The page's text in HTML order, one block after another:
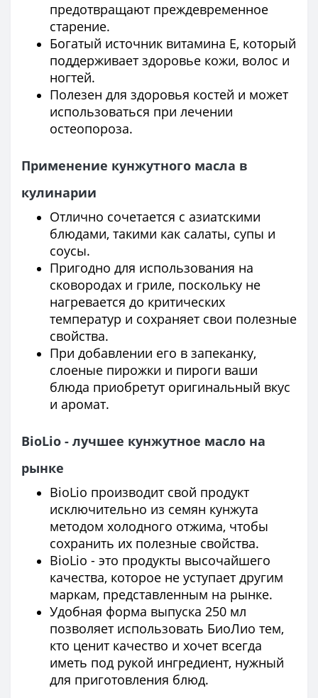
предотвращают преждевременное
старение.
Богатый источник витамина Е, который
поддерживает здоровье кожи, волос и
ногтей.
Полезен для здоровья костей и может
использоваться при лечении
остеопороза.
Применение кунжутного масла в
кулинарии
Отлично сочетается с азиатскими
блюдами, такими как салаты, супы и
соусы.
Пригодно для использования на
сковородах и гриле, поскольку не
нагревается до критических
температур и сохраняет свои полезные
свойства.
При добавлении его в запеканку,
слоеные пирожки и пироги ваши
блюда приобретут оригинальный вкус
и аромат.
BioLio - лучшее кунжутное масло на
рынке
BioLio производит свой продукт
исключительно из семян кунжута
методом холодного отжима, чтобы
сохранить их полезные свойства.
BioLio - это продукты высочайшего
качества, которое не уступает другим
маркам, представленным на рынке.
Удобная форма выпуска 250 мл
позволяет использовать БиоЛио тем,
кто ценит качество и хочет всегда
иметь под рукой ингредиент, нужный
для приготовления блюд.